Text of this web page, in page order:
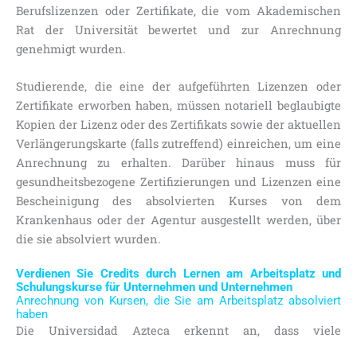
Berufslizenzen oder Zertifikate, die vom Akademischen
Rat der Universität bewertet und zur Anrechnung
genehmigt wurden.
Studierende, die eine der aufgeführten Lizenzen oder
Zertifikate erworben haben, müssen notariell beglaubigte
Kopien der Lizenz oder des Zertifikats sowie der aktuellen
Verlängerungskarte (falls zutreffend) einreichen, um eine
Anrechnung zu erhalten. Darüber hinaus muss für
gesundheitsbezogene Zertifizierungen und Lizenzen eine
Bescheinigung des absolvierten Kurses von dem
Krankenhaus oder der Agentur ausgestellt werden, über
die sie absolviert wurden.
Verdienen Sie Credits durch Lernen am Arbeitsplatz und
Schulungskurse für Unternehmen und Unternehmen
Anrechnung von Kursen, die Sie am Arbeitsplatz absolviert
haben
Die Universidad Azteca erkennt an, dass viele